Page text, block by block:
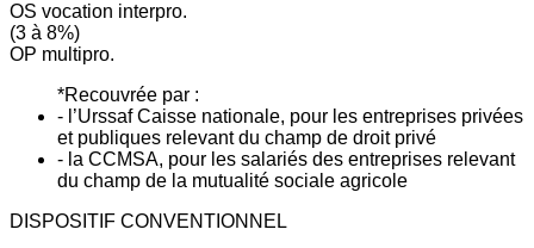
OS vocation interpro.
(3 à 8%)
OP multipro.
*Recouvrée par :
- l’Urssaf Caisse nationale, pour les entreprises privées
et publiques relevant du champ de droit privé
- la CCMSA, pour les salariés des entreprises relevant
du champ de la mutualité sociale agricole
DISPOSITIF CONVENTIONNEL